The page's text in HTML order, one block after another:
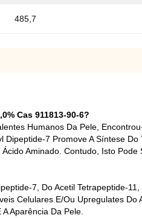
485,7
Cas 911813-90-6?
Humanos Da Pele,
7 Promove A Síntese
Aminado. Contudo, Isto
7, Do Acetil Tetrapeptide-
Celulares E/ou Upregulates Do
Aparência Da Pele.